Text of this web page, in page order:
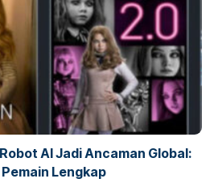
Robot AI Jadi Ancaman Global:
Lengkap